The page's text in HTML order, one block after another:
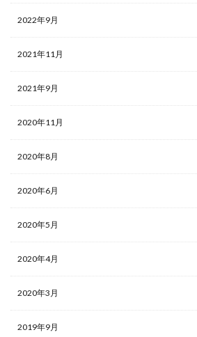
2022年9月
2021年11月
2021年9月
2020年11月
2020年8月
2020年6月
2020年5月
2020年4月
2020年3月
2019年9月